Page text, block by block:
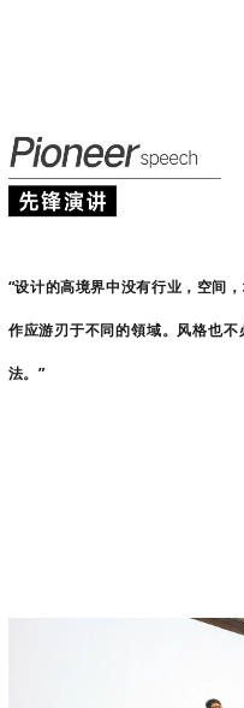
“设计的高境界中没有行业，空间
作应游刃于不同的領域。风格也
法。”